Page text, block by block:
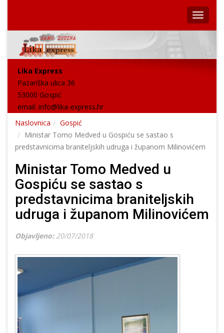
Lika Express
Pazariška ulica 36
53000 Gospić
email: info@lika-express.hr
Naslovnica
Gospić
Ministar Tomo Medved u Gospiću se sastao s
predstavnicima braniteljskih udruga i županom Milinovićem
Ministar Tomo Medved u
Gospiću se sastao s
predstavnicima braniteljskih
udruga i županom Milinovićem
Objavljeno: 20/07/2018